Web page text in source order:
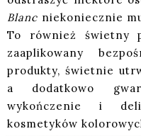
Blanc niekoniecznie
To również świetny
zaaplikowany
produkty, świetnie
a dodatkowo
wykończenie i
kosmetyków